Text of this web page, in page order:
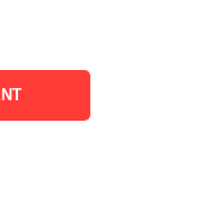
tersebut.